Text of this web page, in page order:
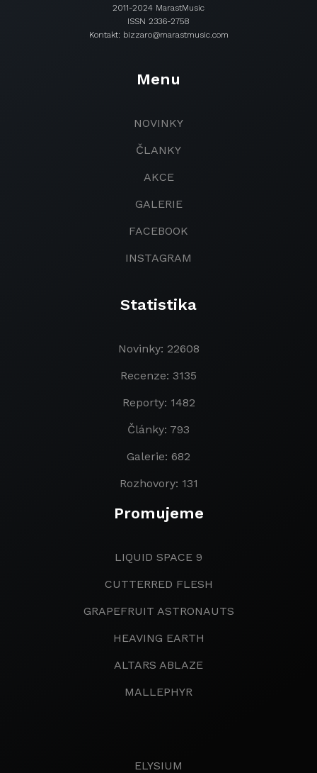
2011-2024 MarastMusic
ISSN 2336-2758
Kontakt: bizzaro@marastmusic.com
Menu
NOVINKY
ČLANKY
AKCE
GALERIE
FACEBOOK
INSTAGRAM
Statistika
Novinky: 22608
Recenze: 3135
Reporty: 1482
Články: 793
Galerie: 682
Rozhovory: 131
Promujeme
LIQUID SPACE 9
CUTTERRED FLESH
GRAPEFRUIT ASTRONAUTS
HEAVING EARTH
ALTARS ABLAZE
MALLEPHYR
ELYSIUM